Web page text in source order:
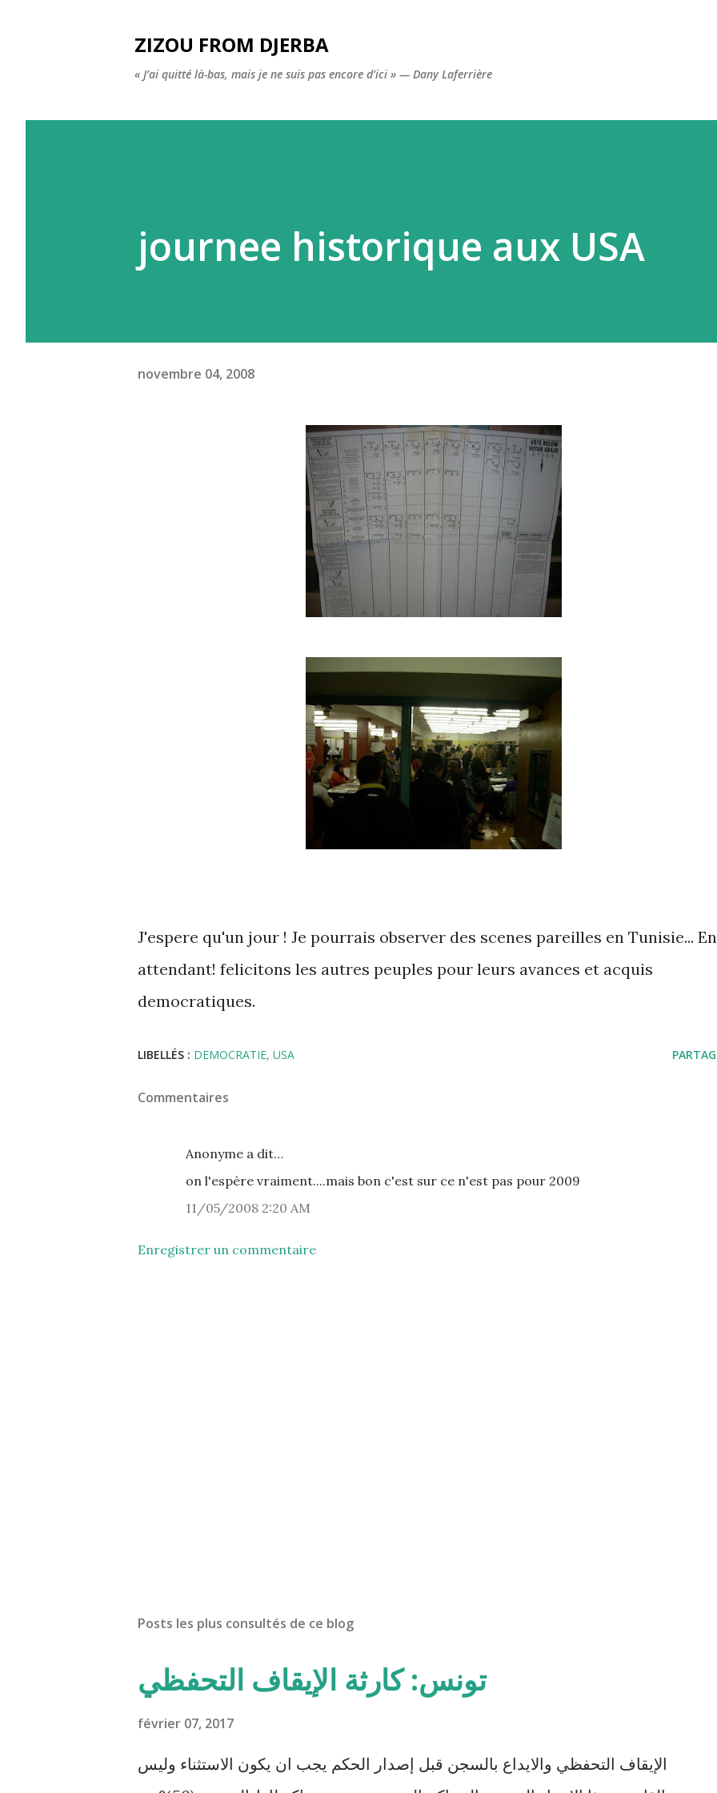
ZIZOU FROM DJERBA
« J’ai quitté là-bas, mais je ne suis pas encore d’ici » — Dany Laferrière
journee historique aux USA
novembre 04, 2008
J'espere qu'un jour ! Je pourrais observer des scenes pareilles en Tunisie... En
attendant! felicitons les autres peuples pour leurs avances et acquis
democratiques.
LIBELLÉS : DEMOCRATIE USA
Commentaires
Anonyme a dit…
on l'espère vraiment....mais bon c'est sur ce n'est pas pour 2009
11/05/2008 2:20 AM
Enregistrer un commentaire
Posts les plus consultés de ce blog
تونس: كارثة الإيقاف التحفظي
février 07, 2017
الإيقاف التحفظي والايداع بالسجن قبل إصدار الحكم يجب ان يكون الاستثناء وليس